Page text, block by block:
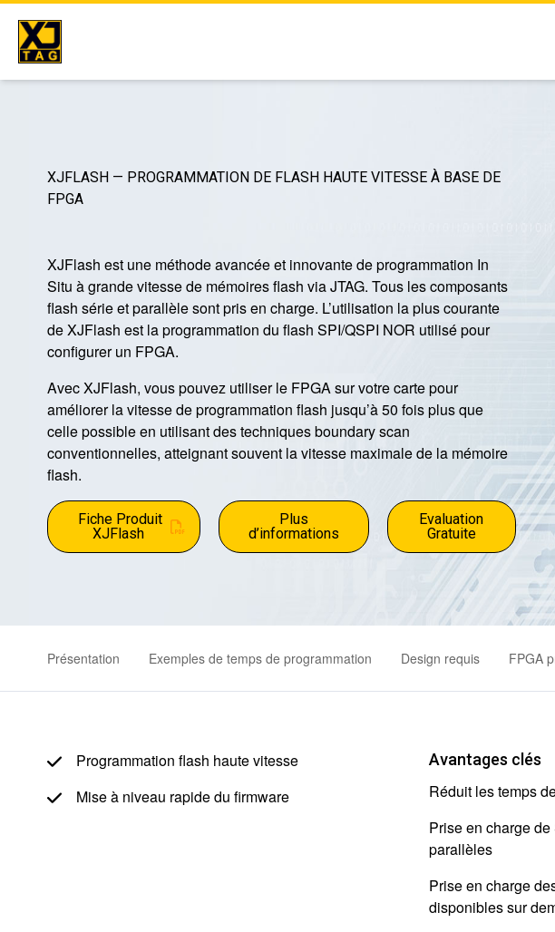
XJFLASH — PROGRAMMATION DE FLASH HAUTE VITESSE À BASE DE
FPGA
XJFlash est une méthode avancée et innovante de programmation In
Situ à grande vitesse de mémoires flash via JTAG. Tous les composants
flash série et parallèle sont pris en charge. L’utilisation la plus courante
de XJFlash est la programmation du flash SPI/QSPI NOR utilisé pour
configurer un FPGA.
Avec XJFlash, vous pouvez utiliser le FPGA sur votre carte pour
améliorer la vitesse de programmation flash jusqu’à 50 fois plus que
celle possible en utilisant des techniques boundary scan
conventionnelles, atteignant souvent la vitesse maximale de la mémoire
flash.
Fiche Produit
XJFlash
Plus
d’informations
Evaluation
Gratuite
Présentation Exemples de temps de programmation Design requis FPGA
Programmation flash haute vitesse
Mise à niveau rapide du firmware
Avantages clés
Réduit les temps
Prise en charge
parallèles
Prise en charge
disponibles sur